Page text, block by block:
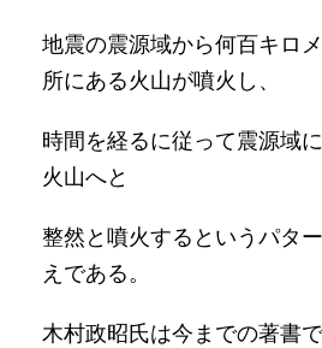
地震の震源域から何百キロ
所にある火山が噴火し、
時間を経るに従って震源域
火山へと
整然と噴火するというパタ
えである。
木村政昭氏は今までの著書